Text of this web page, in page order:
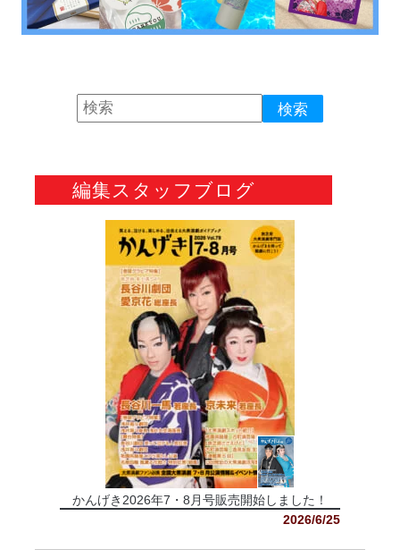
編集スタッフブログ
かんげき2026年7・8月号販売開始しました！
2026/6/25